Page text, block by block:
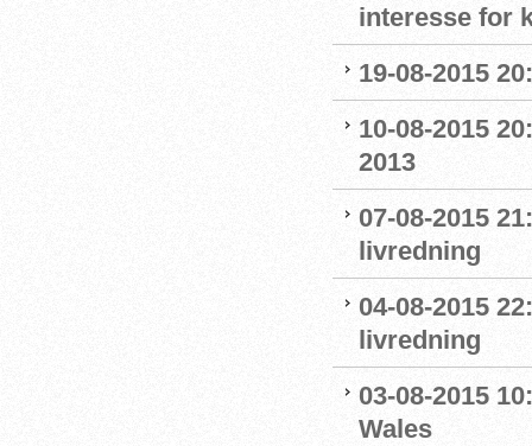
interesse for
19-08-2015
10-08-2015
2013
07-08-2015
livredning
04-08-2015
livredning
03-08-2015
Wales